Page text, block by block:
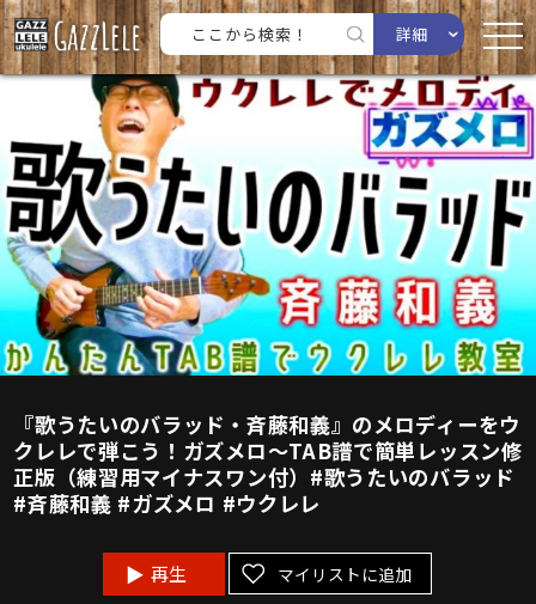
詳細
『歌うたいのバラッド・斉藤和義』のメロディーをウ
クレレで弾こう！ガズメロ〜TAB譜で簡単レッスン修
正版（練習用マイナスワン付）#歌うたいのバラッド
#斉藤和義 #ガズメロ #ウクレレ
再生 マイリストに追加